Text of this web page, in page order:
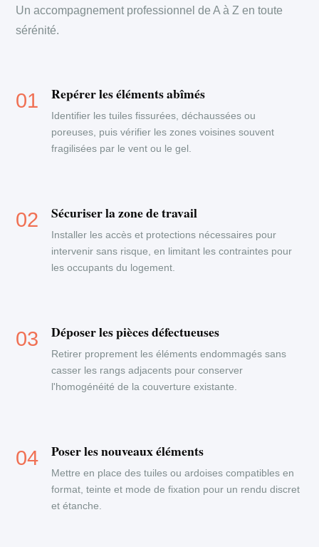
Un accompagnement professionnel de A à Z en toute
sérénité.
Repérer les éléments abîmés
Identifier les tuiles fissurées, déchaussées ou
poreuses, puis vérifier les zones voisines souvent
fragilisées par le vent ou le gel.
Sécuriser la zone de travail
Installer les accès et protections nécessaires pour
intervenir sans risque, en limitant les contraintes pour
les occupants du logement.
Déposer les pièces défectueuses
Retirer proprement les éléments endommagés sans
casser les rangs adjacents pour conserver
l'homogénéité de la couverture existante.
Poser les nouveaux éléments
Mettre en place des tuiles ou ardoises compatibles en
format, teinte et mode de fixation pour un rendu discret
et étanche.